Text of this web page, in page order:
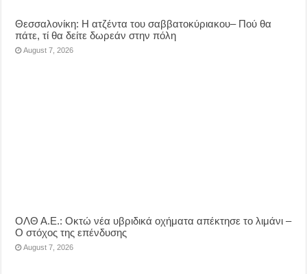
Θεσσαλονίκη: Η ατζέντα του σαββατοκύριακου– Πού θα
πάτε, τί θα δείτε δωρεάν στην πόλη
August 7, 2026
ΟΛΘ Α.Ε.: Οκτώ νέα υβριδικά οχήματα απέκτησε το λιμάνι –
Ο στόχος της επένδυσης
August 7, 2026